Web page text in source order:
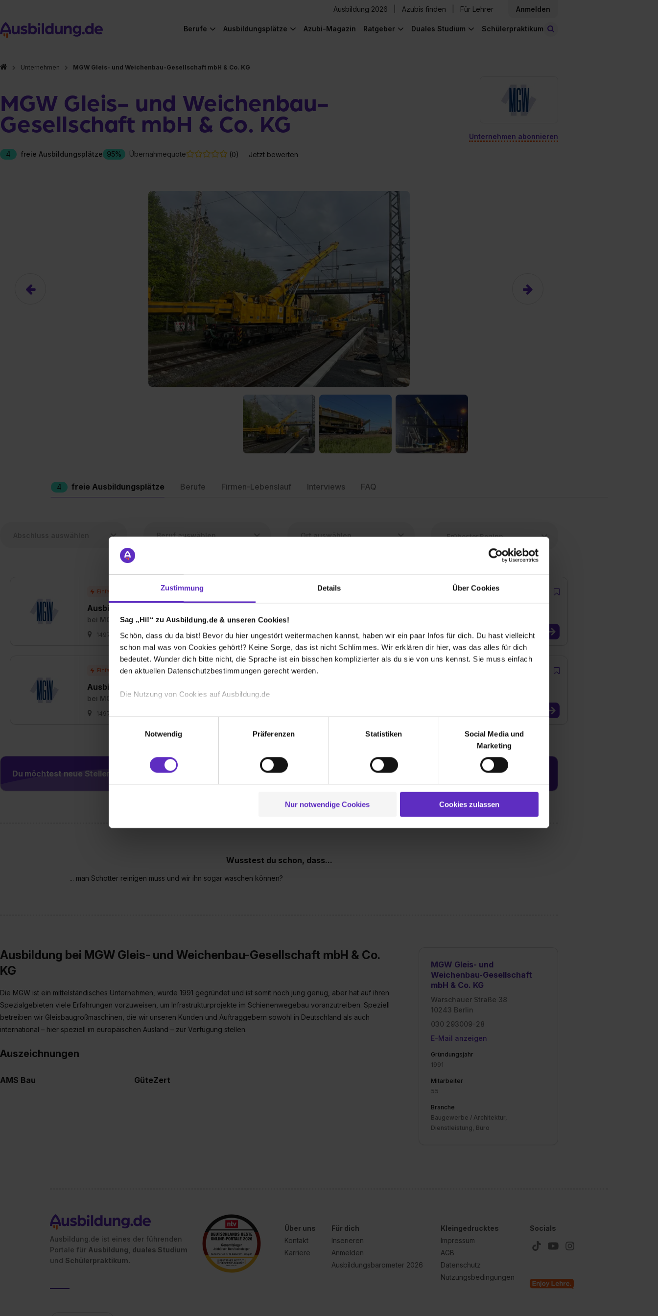
Zustimmung Details Über Cookies
Sag „Hi!“ zu Ausbildung.de & unseren Cookies!
Schön, dass du da bist! Bevor du hier ungestört weitermachen kannst, haben wir ein paar Infos für dich. Du hast vielleicht
schon mal was von Cookies gehört!? Keine Sorge, das ist nicht Schlimmes. Wir erklären dir hier, was das alles für dich
bedeutet. Wunder dich bitte nicht, die Sprache ist ein bisschen komplizierter als du sie von uns kennst. Sie muss einfach
den aktuellen Datenschutzbestimmungen gerecht werden.
Die Nutzung von Cookies auf Ausbildung.de
Wir verwenden Cookies zur technischen Funktion unserer Webseite („Notwendig“), um von dir bei Benutzung der
Webseite getroffenen Einstellungen zu speichern ( „Präferenzen“), die Zugriffe auf unsere Webseite zu analysieren
(„Statistiken“), um Informationen zu deiner Verwendung unserer Website an unsere Partner für soziale Medien, Werbung
und Analysen weiterzugeben und um Inhalte und Anzeigen zu personalisieren („Social Media und Marketing“). Unsere
Partner führen diese Informationen möglicherweise mit weiteren Daten zusammen, die du ihnen bereitgestellt hast oder die
zu. . In diesem Fall sowie bei der separaten Aktivierung von „Social Media und Marketing“ bist du auch damit
einverstanden, dass dir nach Setzen der Cookies externe Inhalte (z.B. Videos oder Posts) angezeigt und hierfür
Einwilligung zur Platzierung von Cookies der Kategorien „Präferenzen“, „Statistiken“ und „Social Media und Marketing“
verfügen über kein angemessenes Datenschutzniveau (EuGH – Schrems II). Du kannst die von dir erteilte Einwilligung
Notwendig
Präferenzen Statistiken
Social Media und
Marketing
Nur notwendige Cookies Cookies zulassen
Ausbildung 2026 Azubis finden Für Lehrer Anmelden
Berufe Ausbildungsplätze Azubi-Magazin Ratgeber Duales Studium Schülerpraktikum
Unternehmen MGW Gleis- und Weichenbau-Gesellschaft mbH & Co. KG
MGW Gleis- und Weichenbau-
Gesellschaft mbH & Co. KG
4 freie Ausbildungsplätze 95% Übernahmequote (0) Jetzt bewerten
Unternehmen abonnieren
4 freie Ausbildungsplätze Berufe Firmen-Lebenslauf Interviews FAQ
Ausbildung Industriemechaniker/in (m/w/d)
bei MGW Gleis- und Weichenbau-Gesellschaft mbH & Co. KG
14974 Ludwigsfelde + 1 weitere 01.08.2027 2 freie Plätze
Ausbildung Mechatroniker/in (m/w/d)
bei MGW Gleis- und Weichenbau-Gesellschaft mbH & Co. KG
14979 Großbeeren + 1 weitere
Du möchtest neue Stellen automatisch zugeschickt bekommen? Jetzt aktivieren
Wusstest du schon, dass...
... man Schotter reinigen muss und wir ihn sogar waschen können?
MGW Gleis- und
Weichenbau-Gesellschaft
mbH & Co. KG
Warschauer Straße 38
10243 Berlin
030 293009-28
E-Mail anzeigen
Gründungsjahr
1991
Mitarbeiter
55
Branche
Baugewerbe / Architektur,
Dienstleistung, Büro
Ausbildung bei MGW Gleis- und Weichenbau-Gesellschaft mbH & Co.
KG
Die MGW ist ein mittelständisches Unternehmen, wurde 1991 gegründet und ist somit noch jung genug, aber hat auf ihren
Spezialgebieten viele Erfahrungen vorzuweisen, um Infrastrukturprojekte im Schienenwegebau voranzutreiben. Speziell
betreiben wir Gleisbaugroßmaschinen, die wir unseren Kunden und Auftraggebern sowohl in Deutschland als auch
international – hier speziell im europäischen Ausland – zur Verfügung stellen.
Auszeichnungen
AMS Bau GüteZert
Ausbildung.de ist eines der führenden
Portale für Ausbildung, duales Studium
und Schülerpraktikum.
Über uns
Kontakt
Karriere
Für dich
Inserieren
Anmelden
Ausbildungsbarometer 2026
Kleingedrucktes
Impressum
AGB
Datenschutz
Nutzungsbedingungen
Socials